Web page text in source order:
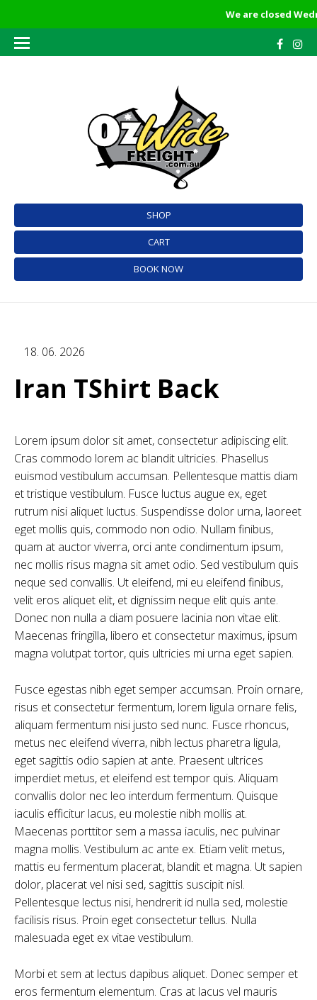
We are closed
SHOP
CART
BOOK NOW
18. 06. 2026
Iran TShirt Back
Lorem ipsum dolor sit amet, consectetur adipiscing elit.
Cras commodo lorem ac blandit ultricies. Phasellus
euismod vestibulum accumsan. Pellentesque mattis diam
et tristique vestibulum. Fusce luctus augue ex, eget
rutrum nisi aliquet luctus. Suspendisse dolor urna, laoreet
eget mollis quis, commodo non odio. Nullam finibus,
quam at auctor viverra, orci ante condimentum ipsum,
nec mollis risus magna sit amet odio. Sed vestibulum quis
neque sed convallis. Ut eleifend, mi eu eleifend finibus,
velit eros aliquet elit, et dignissim neque elit quis ante.
Donec non nulla a diam posuere lacinia non vitae elit.
Maecenas fringilla, libero et consectetur maximus, ipsum
magna volutpat tortor, quis ultricies mi urna eget sapien.
Fusce egestas nibh eget semper accumsan. Proin ornare,
risus et consectetur fermentum, lorem ligula ornare felis,
aliquam fermentum nisi justo sed nunc. Fusce rhoncus,
metus nec eleifend viverra, nibh lectus pharetra ligula,
eget sagittis odio sapien at ante. Praesent ultrices
imperdiet metus, et eleifend est tempor quis. Aliquam
convallis dolor nec leo interdum fermentum. Quisque
iaculis efficitur lacus, eu molestie nibh mollis at.
Maecenas porttitor sem a massa iaculis, nec pulvinar
magna mollis. Vestibulum ac ante ex. Etiam velit metus,
mattis eu fermentum placerat, blandit et magna. Ut sapien
dolor, placerat vel nisi sed, sagittis suscipit nisl.
Pellentesque lectus nisi, hendrerit id nulla sed, molestie
facilisis risus. Proin eget consectetur tellus. Nulla
malesuada eget ex vitae vestibulum.
Morbi et sem at lectus dapibus aliquet. Donec semper et
eros fermentum elementum. Cras at lacus vel mauris